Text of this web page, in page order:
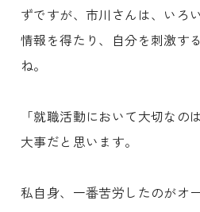
ずですが、市川さんは、いろ
情報を得たり、自分を刺激す
ね。
「就職活動において大切な
大事だと思います。
私自身、一番苦労したのがオ